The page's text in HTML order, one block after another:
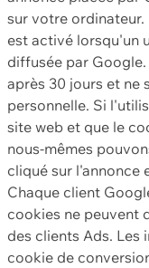
sur votre
est activé lorsqu'un
diffusée par
après 30 jours et ne
personnelle. Si
site web et que le
nous-mêmes
cliqué sur l'annonce
Chaque client
cookies ne peuvent
des clients Ads. Les
cookie de